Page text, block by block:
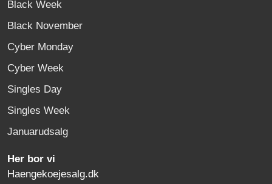
Black Week
Black November
Cyber Monday
Cyber Week
Singles Day
Singles Week
Januarudsalg
Her bor vi
Haengekoejesalg.dk